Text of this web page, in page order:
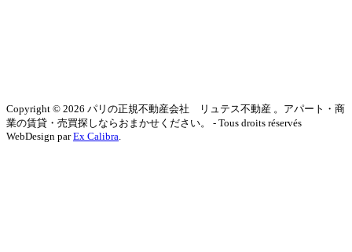
Copyright © 2026 パリの正規不動産会社 リュテス不動産 。アパート・商
業の賃貸・売買探しならおまかせください。 - Tous droits réservés
WebDesign parEx Calibra.